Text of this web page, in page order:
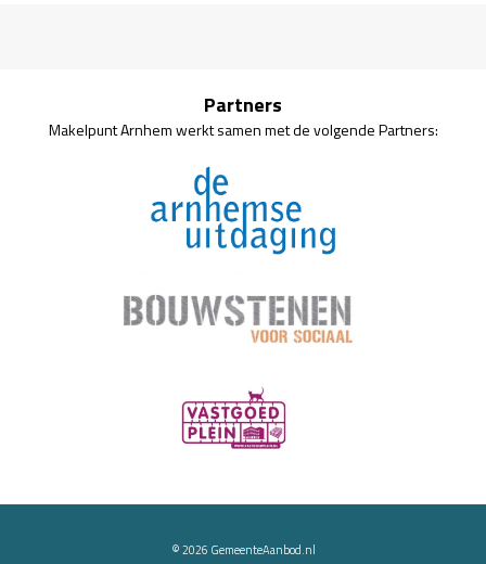
Partners
Makelpunt Arnhem werkt samen met de volgende Partners:
© 2026 GemeenteAanbod.nl